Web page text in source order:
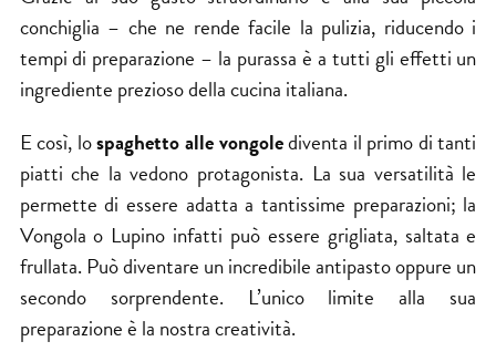
conchiglia – che ne rende facile la pulizia, riducendo i
tempi di preparazione – la purassa è a tutti gli effetti un
ingrediente prezioso della cucina italiana.
E così, lospaghetto alle vongolediventa il primo di tanti
piatti che la vedono protagonista. La sua versatilità le
permette di essere adatta a tantissime preparazioni; la
Vongola o Lupino infatti può essere grigliata, saltata e
frullata. Può diventare un incredibile antipasto oppure un
secondo sorprendente. L’unico limite alla sua
preparazione è la nostra creatività.